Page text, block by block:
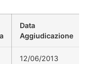
Data
Aggiudicazione
12/06/2013